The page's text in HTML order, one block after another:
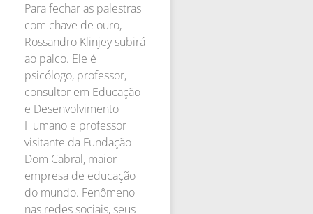
Para fechar as palestras
com chave de ouro,
Rossandro Klinjey subirá
ao palco. Ele é
psicólogo, professor,
consultor em Educação
e Desenvolvimento
Humano e professor
visitante da Fundação
Dom Cabral, maior
empresa de educação
do mundo. Fenômeno
nas redes sociais, seus